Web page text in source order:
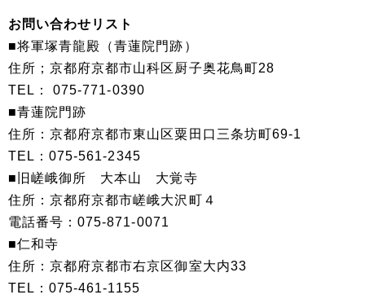
お問い合わせリスト
■将軍塚青龍殿（青蓮院門跡）
住所；京都府京都市山科区厨子奥花鳥町28
TEL： 075-771-0390
■青蓮院門跡
住所：京都府京都市東山区粟田口三条坊町69-1
TEL：075-561-2345
■旧嵯峨御所 大本山 大覚寺
住所：京都府京都市嵯峨大沢町４
電話番号：075-871-0071
■仁和寺
住所：京都府京都市右京区御室大内33
TEL：075-461-1155